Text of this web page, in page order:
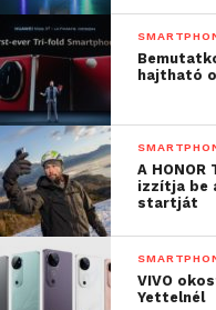
negatív
egy
egész!”
Az összetett dizájn
tartogat: az
hajtható
A
izzítja be
startját
VIVO
Yettelnél